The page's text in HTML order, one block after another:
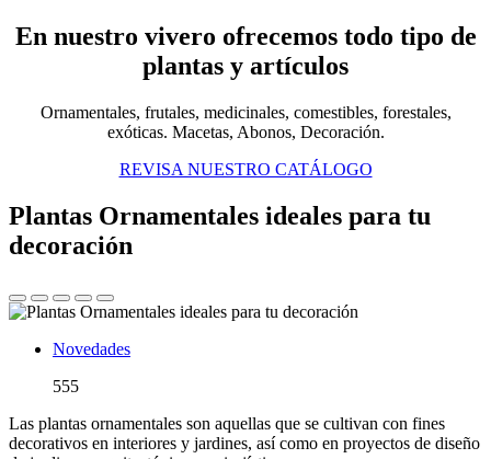
En nuestro vivero ofrecemos todo tipo de
plantas y artículos
Ornamentales, frutales, medicinales, comestibles, forestales,
exóticas. Macetas, Abonos, Decoración.
REVISA NUESTRO CATÁLOGO
Plantas Ornamentales ideales para tu
decoración
Novedades
555
Las plantas ornamentales son aquellas que se cultivan con fines
decorativos en interiores y jardines, así como en proyectos de diseño